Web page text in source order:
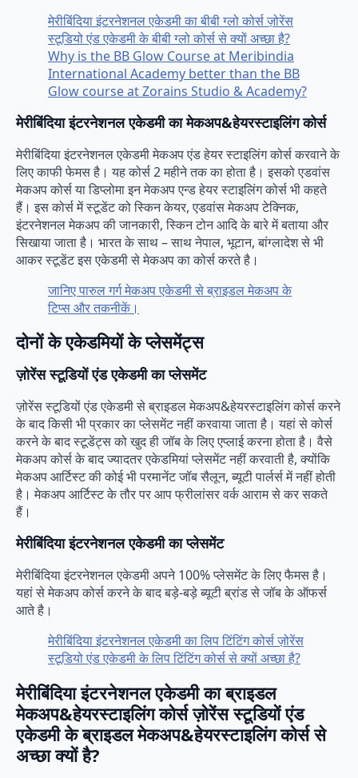
मेरीबिंदिया इंटरनेशनल एकेडमी का बीबी ग्लो कोर्स ज़ोरेंस
स्टूडियो एंड एकेडमी के बीबी ग्लो कोर्स से क्यों अच्छा है?
Why is the BB Glow Course at Meribindia
International Academy better than the BB
Glow course at Zorains Studio & Academy?
मेरीबिंदिया इंटरनेशनल एकेडमी का मेकअप&हेयरस्टाइलिंग कोर्स
मेरीबिंदिया इंटरनेशनल एकेडमी मेकअप एंड हेयर स्टाइलिंग कोर्स करवाने के
लिए काफी फेमस है। यह कोर्स 2 महीने तक का होता है। इसको एडवांस
मेकअप कोर्स या डिप्लोमा इन मेकअप एन्ड हेयर स्टाइलिंग कोर्स भी कहते
हैं। इस कोर्स में स्टूडेंट को स्किन केयर, एडवांस मेकअप टेक्निक,
इंटरनेशनल मेकअप की जानकारी, स्किन टोन आदि के बारे में बताया और
सिखाया जाता है। भारत के साथ – साथ नेपाल, भूटान, बांग्लादेश से भी
आकर स्टूडेंट इस एकेडमी से मेकअप का कोर्स करते है।
जानिए पारुल गर्ग मेकअप एकेडमी से ब्राइडल मेकअप के
टिप्स और तकनीकें।
दोनों के एकेडमियों के प्लेसमेंट्स
ज़ोरेंस स्टूडियों एंड एकेडमी का प्लेसमेंट
ज़ोरेंस स्टूडियों एंड एकेडमी से ब्राइडल मेकअप&हेयरस्टाइलिंग कोर्स करने
के बाद किसी भी प्रकार का प्लेसमेंट नहीं करवाया जाता है। यहां से कोर्स
करने के बाद स्टूडेंट्स को खुद ही जॉब के लिए एप्लाई करना होता है। वैसे
मेकअप कोर्स के बाद ज्यादतर एकेडमियां प्लेसमेंट नहीं करवाती है, क्योंकि
मेकअप आर्टिस्ट की कोई भी परमानेंट जॉब सैलून, ब्यूटी पार्लर्स में नहीं होती
है। मेकअप आर्टिस्ट के तौर पर आप फ्रीलांसर वर्क आराम से कर सकते
हैं।
मेरीबिंदिया इंटरनेशनल एकेडमी का प्लेसमेंट
मेरीबिंदिया इंटरनेशनल एकेडमी अपने 100% प्लेसमेंट के लिए फैमस है।
यहां से मेकअप कोर्स करने के बाद बड़े-बड़े ब्यूटी ब्रांड से जॉब के ऑफर्स
आते है।
मेरीबिंदिया इंटरनेशनल एकेडमी का लिप टिंटिंग कोर्स ज़ोरेंस
स्टूडियो एंड एकेडमी के लिप टिंटिंग कोर्स से क्यों अच्छा है?
मेरीबिंदिया इंटरनेशनल एकेडमी का ब्राइडल
मेकअप&हेयरस्टाइलिंग कोर्स ज़ोरेंस स्टूडियों एंड
एकेडमी के ब्राइडल मेकअप&हेयरस्टाइलिंग कोर्स से
अच्छा क्यों है?